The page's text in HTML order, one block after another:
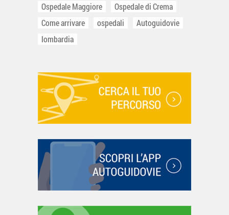
Ospedale Maggiore
Ospedale di Crema
Come arrivare
ospedali
Autoguidovie
lombardia